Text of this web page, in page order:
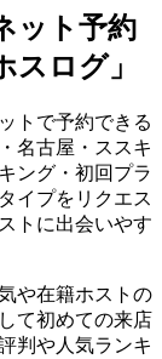
ット予約
ログ」
トで予約できる
名古屋・ススキ
ング・初回プラ
イプをリクエス
トに出会いやす
や在籍ホストの
て初めての来店
判や人気ランキ